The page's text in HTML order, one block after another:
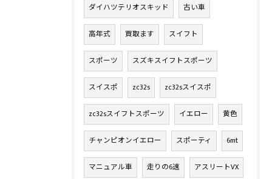
ダイハツテリオスキッド 古い車
高年式 買取ます スイフト
スポーツ スズキスイフトスポーツ
スイスポ zc32s zc32sスイスポ
zc32sスイフトスポーツ イエロー 黄色
チャンピオンイエロー スポーティ 6mt
マニュアル車 走りの6速 アスリートVX